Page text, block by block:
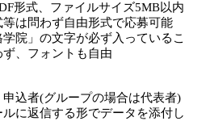
形式、ファイルサイズ5MB以内
等は問わず自由形式で応募可能
院」の文字が必ず入っているこ
、フォントも自由
申込者(グループの場合は代表者)
に返信する形でデータを添付し